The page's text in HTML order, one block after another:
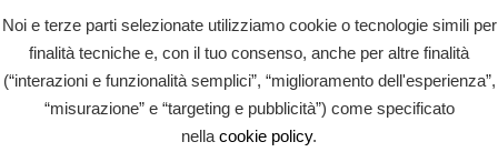
Noi e terze parti selezionate utilizziamo cookie o tecnologie simili per
finalità tecniche e, con il tuo consenso, anche per altre finalità
(“interazioni e funzionalità semplici”, “miglioramento dell'esperienza”,
“misurazione” e “targeting e pubblicità”) come specificato
nella cookie policy.